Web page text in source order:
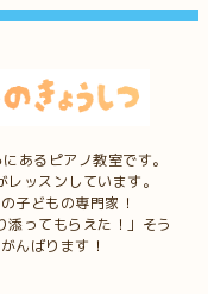
あるピアノ教室です。
ッスンしています。
子どもの専門家！
ってもらえた！」そう
んばります！